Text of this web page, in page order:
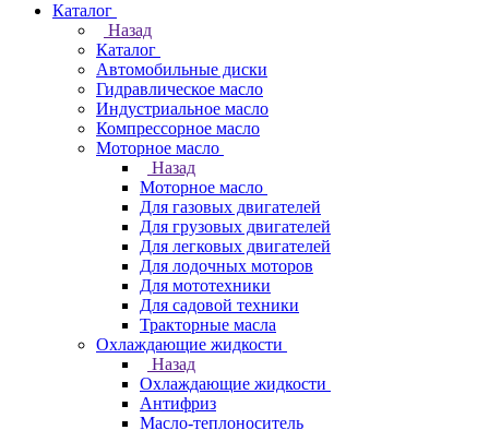
Каталог
Назад
Каталог
Автомобильные диски
Гидравлическое масло
Индустриальное масло
Компрессорное масло
Моторное масло
Назад
Моторное масло
Для газовых двигателей
Для грузовых двигателей
Для легковых двигателей
Для лодочных моторов
Для мототехники
Для садовой техники
Тракторные масла
Охлаждающие жидкости
Назад
Охлаждающие жидкости
Антифриз
Масло-теплоноситель